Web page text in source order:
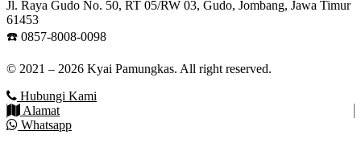
Jl. Raya Gudo No. 50, RT 05/RW 03, Gudo, Jombang, Jawa Timur
61453
☎️ 0857-8008-0098
© 2021 – 2026 Kyai Pamungkas. All right reserved.
Hubungi Kami
Alamat
Whatsapp